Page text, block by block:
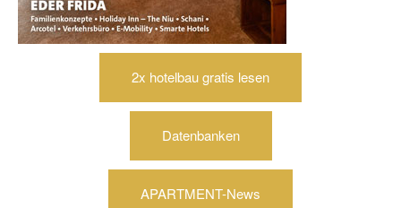
2x hotelbau gratis lesen
Datenbanken
APARTMENT-News